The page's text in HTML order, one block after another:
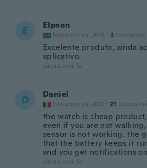
E Elpson
Iscrizione dal 2018 · 2 recensioni
Excelente produto, ainda
aplicativo.
circa 2 anni fa
D Daniel
Iscrizione dal 2021 · 21 recensioni
the watch is cheap
even if you are not
sensor is not working. the
that the battery keeps it
and you get notifications
circa 3 anni fa